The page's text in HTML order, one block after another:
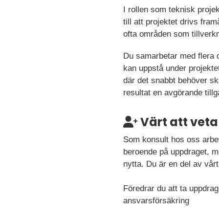
I rollen som teknisk
till att projektet drivs
ofta områden som
Du samarbetar med flera
kan uppstå under
där det snabbt behöver
resultat en avgörande
Värt att veta
Som konsult hos oss
beroende på uppdraget,
nytta. Du är en del av
Föredrar du att ta
ansvarsförsäkring